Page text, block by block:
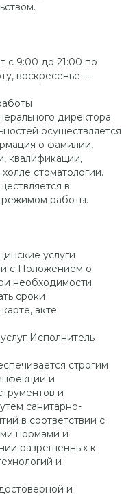
с 9:00 до 21:00 по
воскресенье —
директора.
осуществляется
о фамилии,
квалификации,
стоматологии.
в
режимом работы.
услуги
с Положением о
необходимости
сроки
акте
Исполнитель
строгим
и
и
санитарно-
в соответствии с
нормами и
разрешенных к
и
и